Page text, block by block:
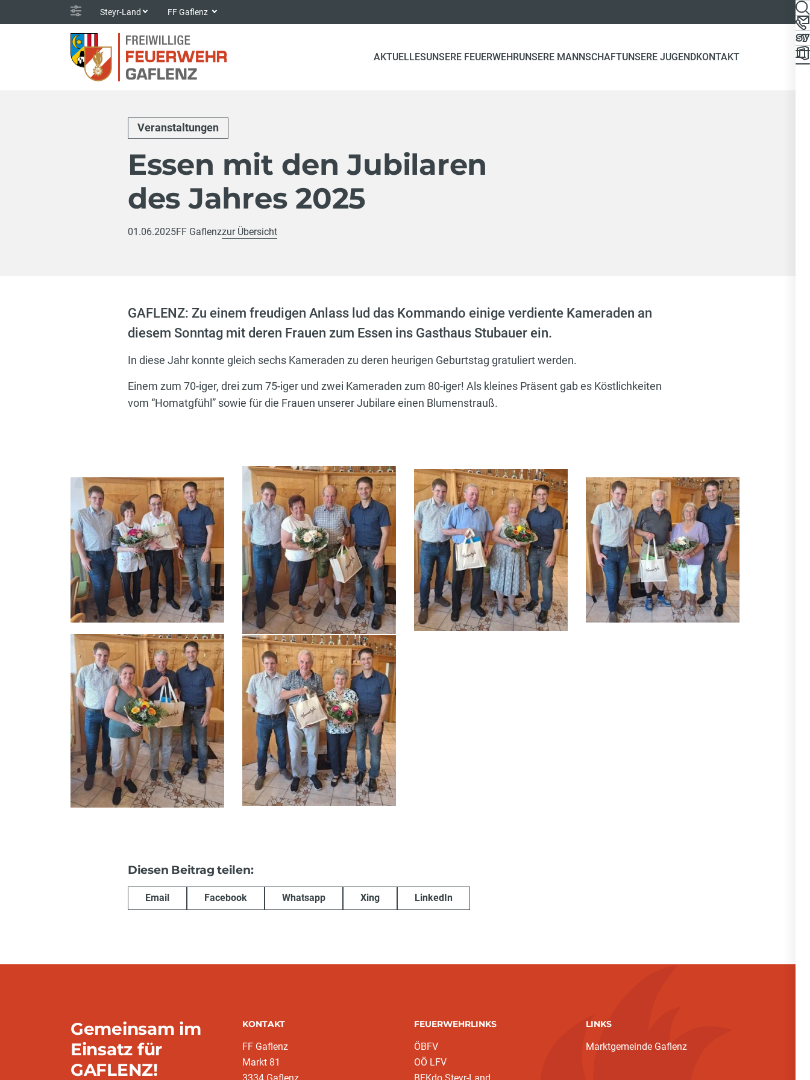
Steyr-Land FF Gaflenz
AKTUELLESUNSERE FEUERWEHRUNSERE MANNSCHAFTUNSERE JUGENDKONTAKT
Veranstaltungen
Essen mit den Jubilaren
des Jahres 2025
01.06.2025FF Gaflenzzur Übersicht
GAFLENZ: Zu einem freudigen Anlass lud das Kommando einige verdiente Kameraden an
diesem Sonntag mit deren Frauen zum Essen ins Gasthaus Stubauer ein.
In diese Jahr konnte gleich sechs Kameraden zu deren heurigen Geburtstag gratuliert werden.
Einem zum 70-iger, drei zum 75-iger und zwei Kameraden zum 80-iger! Als kleines Präsent gab es Köstlichkeiten
vom “Homatgfühl” sowie für die Frauen unserer Jubilare einen Blumenstrauß.
Diesen Beitrag teilen:
Email Facebook Whatsapp Xing LinkedIn
Gemeinsam im
Einsatz für
GAFLENZ!
KONTAKT
FF Gaflenz
Markt 81
FEUERWEHRLINKS
ÖBFV
OÖ LFV
LINKS
Marktgemeinde Gaflenz